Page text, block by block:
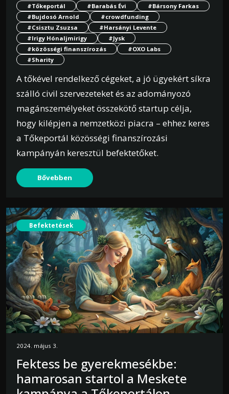
#Tőkeportál #Barabás Évi
#Bársony Farkas
#Bujdosó Arnold
#crowdfunding
#Csisztu Zsuzsa
#Harsányi Levente
#Irigy Hónaljmirigy
#Jysk
#közösségi finanszírozás
#OXO Labs
#Sharity
A tőkével rendelkező cégeket, a jó ügyekért síkra
szálló civil szervezeteket és az adományozó
magánszemélyeket összekötő startup célja,
hogy kilépjen a nemzetközi piacra – ehhez keres
a Tőkeportál közösségi finanszírozási
kampányán keresztül befektetőket.
Bővebben
Befektetések
2024. május 3.
Fektess be gyerekmesékbe:
hamarosan startol a Meskete